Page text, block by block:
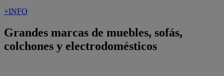
SUSCRÍBETE A LA NEWSLETTER
y consigue10€dto para la próxima compra
SUSCRIBIRME